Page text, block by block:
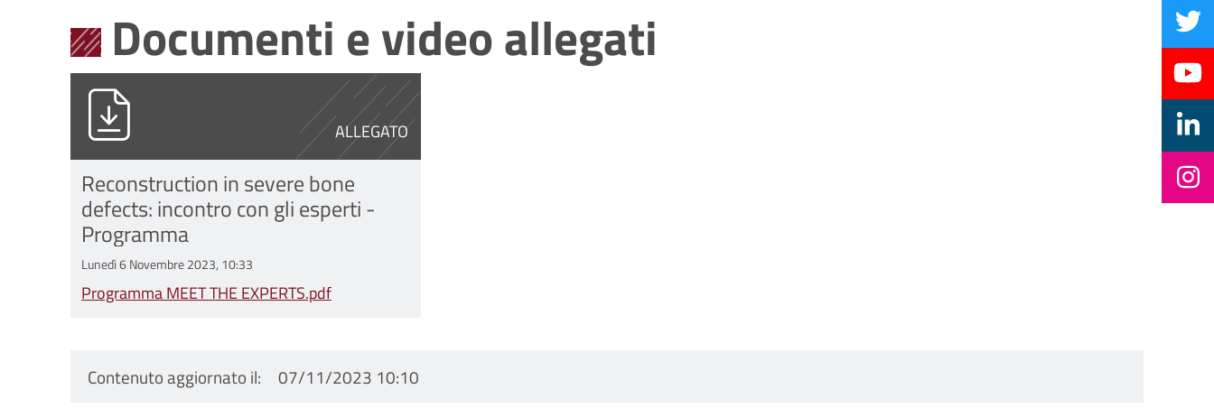
Documenti e video allegati
ALLEGATO
Programma MEET THE EXPERTS.pdf
Reconstruction in severe bone
defects: incontro con gli esperti -
Programma
Lunedì 6 Novembre 2023, 10:33
Programma MEET THE EXPERTS.pdf
Contenuto aggiornato il 07/11/2023 10:10